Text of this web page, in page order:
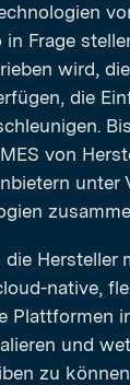
in Frage
wird,
die
von
unter
Hersteller
native,
Plattformen
und
zu